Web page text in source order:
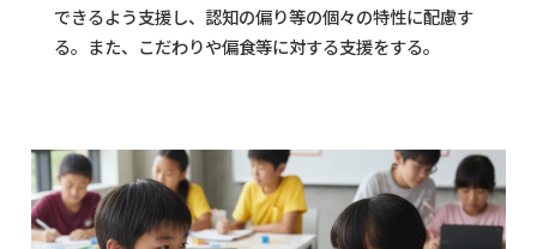
できるよう支援し、認知の偏り等の個々の特性に配慮す
る。また、こだわりや偏食等に対する支援をする。